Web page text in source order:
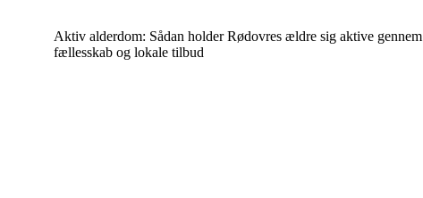
Aktiv alderdom: Sådan holder Rødovres ældre sig aktive gennem
fællesskab og lokale tilbud